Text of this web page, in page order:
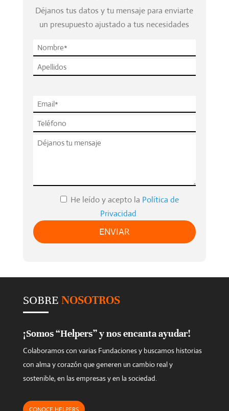
Déjanos tus datos y tu mensaje para enviarte
un presupuesto ajustado a tus necesidades
e
a
e
f
i
d
e
m
p
He leído y acepto la Política de
Privacidad
SOBRE NOSOTROS
¡Somos “Helpers” y nos encanta ayudar!
Colaboramos con varias Fundaciones y buscamos historias
con alma y corazón que generen un cambio real y
sostenible, en las empresas y en la sociedad.
CONOCE HELPERS